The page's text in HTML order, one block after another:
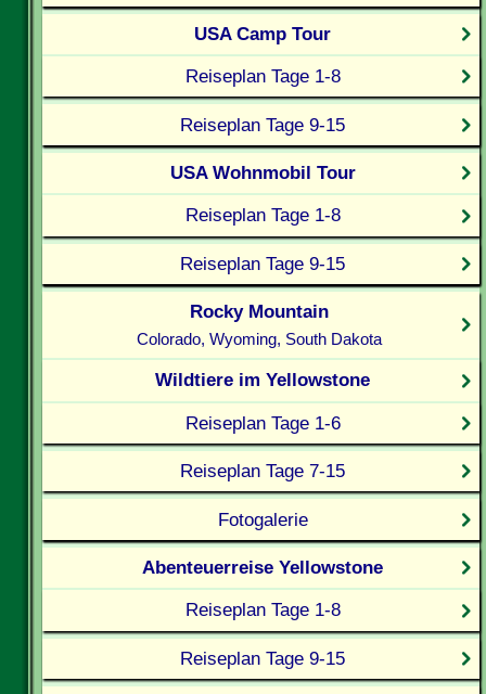
USA Camp Tour
Reiseplan Tage 1-8
Reiseplan Tage 9-15
USA Wohnmobil Tour
Reiseplan Tage 1-8
Reiseplan Tage 9-15
Rocky Mountain
Colorado, Wyoming, South Dakota
Wildtiere im Yellowstone
Reiseplan Tage 1-6
Reiseplan Tage 7-15
Fotogalerie
Abenteuerreise Yellowstone
Reiseplan Tage 1-8
Reiseplan Tage 9-15